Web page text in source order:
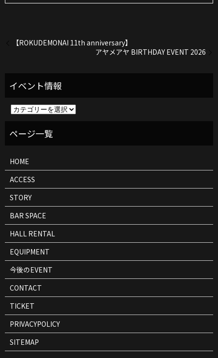
【ROKUDEMONAI 11th anniversary】
アヤメアヤ BIRTHDAY EVENT 2026
ト
HOME
ACCESS
STORY
BAR SPACE
HALL RENTAL
EQUIPMENT
今後のEVENT
CONTACT
TICKET
PRIVACYPOLICY
SITEMAP